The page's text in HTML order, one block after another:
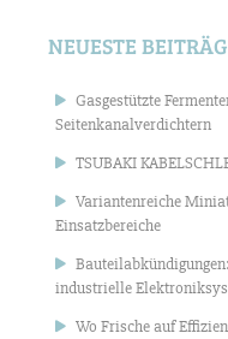
NEUESTE
Gasgestützte
Seitenkanalverdichtern
TSUBAKI
Variantenreiche
Einsatzbereiche
industrielle
Wo Frische auf